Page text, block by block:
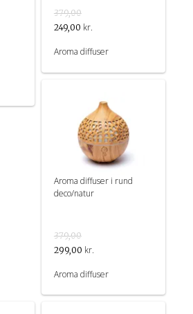
379,00
249,00 kr.
Aroma diffuser
Aroma diffuser i rund
deco/natur
379,00
299,00 kr.
Aroma diffuser